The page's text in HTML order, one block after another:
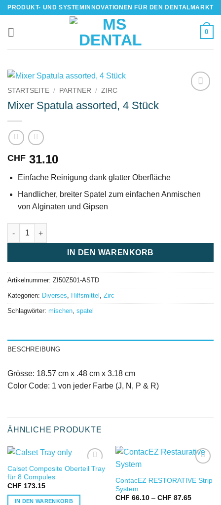
Skip
content
PRODUKT- UND SYSTEMINNOVATIONEN FÜR DEN DENTALMARKT
0
IN DIE
STARTSEITE / PARTNER / ZIRC
Mixer Spatula assorted, 4 Stück
CHF 31.10
Einfache Reinigung dank glatter Oberfläche
Handlicher, breiter Spatel zum einfachen Anmischen
von Alginaten und Gipsen
Mixer Spatula assorted, 4 Stück Menge
IN DEN WARENKORB
Artikelnummer: ZI50Z501-ASTD
Kategorien: Diverses, Hilfsmittel , Zirc
Schlagwörter: mischen, spatel
BESCHREIBUNG
Grösse: 18.57 cm x .48 cm x 3.18 cm
Color Code: 1 von jeder Farbe (J, N, P & R)
ÄHNLICHE PRODUKTE
IN DIE
WUNSCHLISTE
Calset Composite Oberteil Tray
für 8 Compules
CHF 173.15
IN DEN WARENKORB
WUNSCHLISTE
ContacEZ RESTORATIVE Strip
System
CHF 66.10 – CHF 87.65